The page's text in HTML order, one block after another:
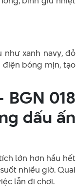
như xanh navy, đỏ
bóng mịn, tạo
018
dấu ấn
lớn hơn hầu hết
nhiều giờ. Quai
lẫn đi chơi.